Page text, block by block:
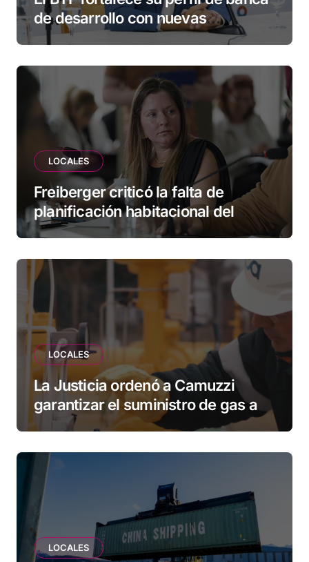
de desarrollo con nuevas
herramientas para familias y
LOCALES
Freiberger criticó la falta de
planificación habitacional del
Municipio: “Vuoto deja afuera a
esperando”
LOCALES
La Justicia ordenó a Camuzzi
garantizar el suministro de gas a
una familia de Tolhuin
LOCALES